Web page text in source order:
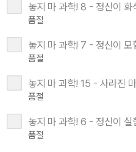
놓지 마 과학! 8 - 정신이 화
품절
놓지 마 과학! 7 - 정신이 모
품절
놓지 마 과학! 15 - 사라진
품절
놓지 마 과학! 6 - 정신이 실
품절